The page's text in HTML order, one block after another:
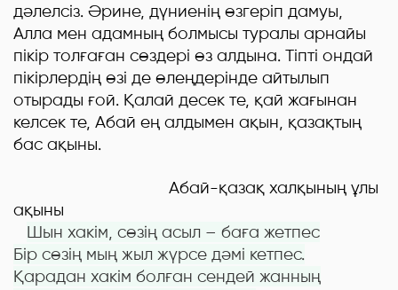
дәлелсіз. Әрине, дүниенің өзгеріп дамуы,
Алла мен адамның болмысы туралы арнайы
пікір толғаған сөздері өз алдына. Тіпті ондай
пікірлердің өзі де өлеңдерінде айтылып
отырады ғой. Қалай десек те, қай жағынан
келсек те, Абай ең алдымен ақын, қазақтың
бас ақыны.
Абай-қазақ халқының ұлы
ақыны
Шын хакім, сөзің асыл – баға жетпес
Бір сөзің мың жыл жүрсе дәмі кетпес.
Қарадан хакім болған сендей жанның